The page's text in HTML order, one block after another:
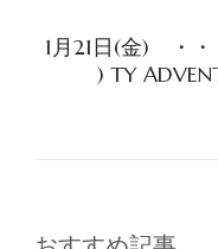
ビ
1月21日(金) ・
) TY